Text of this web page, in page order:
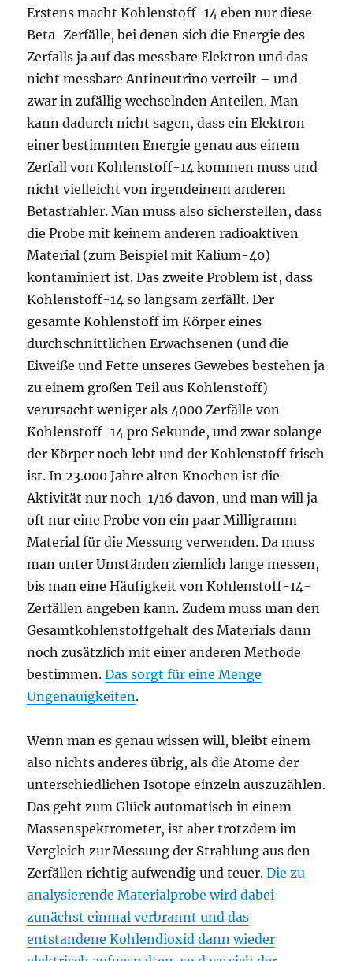
Erstens macht Kohlenstoff-14 eben nur diese
Beta-Zerfälle, bei denen sich die Energie des
Zerfalls ja auf das messbare Elektron und das
nicht messbare Antineutrino verteilt – und
zwar in zufällig wechselnden Anteilen. Man
kann dadurch nicht sagen, dass ein Elektron
einer bestimmten Energie genau aus einem
Zerfall von Kohlenstoff-14 kommen muss und
nicht vielleicht von irgendeinem anderen
Betastrahler. Man muss also sicherstellen, dass
die Probe mit keinem anderen radioaktiven
Material (zum Beispiel mit Kalium-40)
kontaminiert ist. Das zweite Problem ist, dass
Kohlenstoff-14 so langsam zerfällt. Der
gesamte Kohlenstoff im Körper eines
durchschnittlichen Erwachsenen (und die
Eiweiße und Fette unseres Gewebes bestehen ja
zu einem großen Teil aus Kohlenstoff)
verursacht weniger als 4000 Zerfälle von
Kohlenstoff-14 pro Sekunde, und zwar solange
der Körper noch lebt und der Kohlenstoff frisch
ist. In 23.000 Jahre alten Knochen ist die
Aktivität nur noch 1/16 davon, und man will ja
oft nur eine Probe von ein paar Milligramm
Material für die Messung verwenden. Da muss
man unter Umständen ziemlich lange messen,
bis man eine Häufigkeit von Kohlenstoff-14-
Zerfällen angeben kann. Zudem muss man den
Gesamtkohlenstoffgehalt des Materials dann
noch zusätzlich mit einer anderen Methode
bestimmen.Das sorgt für eine Menge
Ungenauigkeiten.
Wenn man es genau wissen will, bleibt einem
also nichts anderes übrig, als die Atome der
unterschiedlichen Isotope einzeln auszuzählen.
Das geht zum Glück automatisch in einem
Massenspektrometer, ist aber trotzdem im
Vergleich zur Messung der Strahlung aus den
Zerfällen richtig aufwendig und teuer.Die zu
analysierende Materialprobe wird dabei
zunächst einmal verbrannt und das
entstandene Kohlendioxid dann wieder